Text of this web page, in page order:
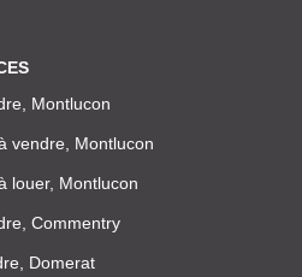
Montlucon
vendre, Montlucon
louer, Montlucon
Commentry
Domerat